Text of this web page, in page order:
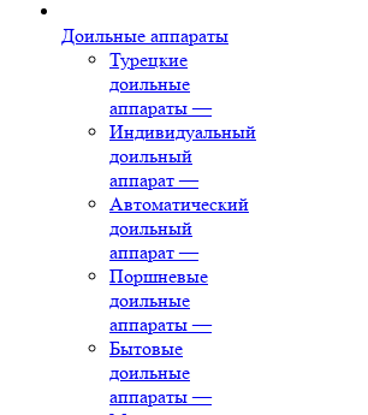
Доильные аппараты
Турецкие
доильные
аппараты —
Индивидуальный
доильный
аппарат —
Автоматический
доильный
аппарат —
Поршневые
доильные
аппараты —
Бытовые
доильные
аппараты —